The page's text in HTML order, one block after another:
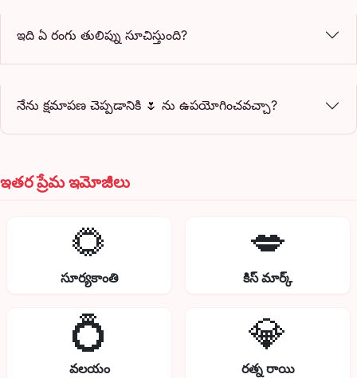
ఇది ఏ రంగు తులిప్ను సూచిస్తుంది?
నేను క్షమాపణ చెప్పడానికి 🌷 ను ఉపయోగించవచ్చా?
ఇతర ప్రేమ ఇమోజీలు
🌻
సూర్యకాంతి
💋
కిస్ మార్క్
💍
వలయం
💎
రత్న రాయి